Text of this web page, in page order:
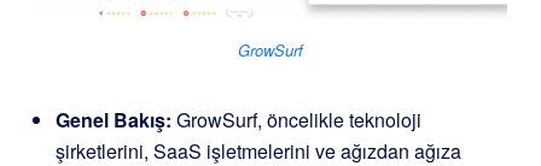
GrowSurf
Genel Bakış: GrowSurf, öncelikle teknoloji
şirketlerini, SaaS işletmelerini ve ağızdan ağıza